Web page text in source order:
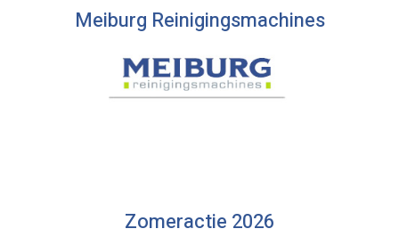
Meiburg Reinigingsmachines
Zomeractie 2026